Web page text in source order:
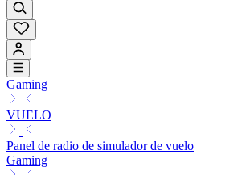
Gaming
VUELO
Panel de radio de simulador de vuelo
Gaming